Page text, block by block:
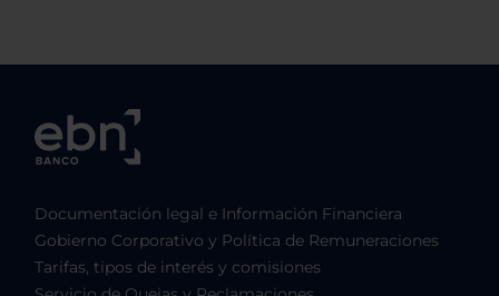
Documentación legal e Información Financiera
Gobierno Corporativo y Política de Remuneraciones
Tarifas, tipos de interés y comisiones